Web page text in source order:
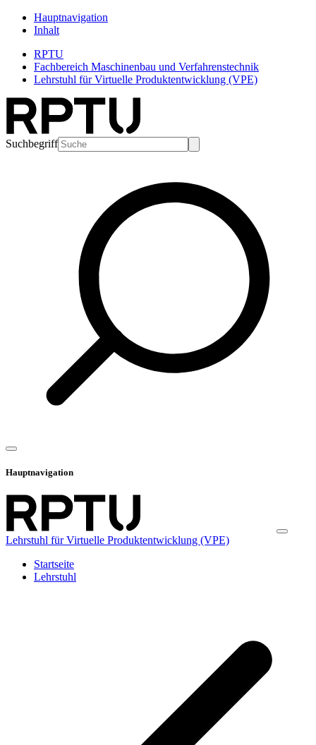
Hauptnavigation
Inhalt
RPTU
Fachbereich Maschinenbau und Verfahrenstechnik
Lehrstuhl für Virtuelle Produktentwicklung (VPE)
Suchbegriff
Hauptnavigation
Lehrstuhl für Virtuelle Produktentwicklung (VPE)
Startseite
Lehrstuhl